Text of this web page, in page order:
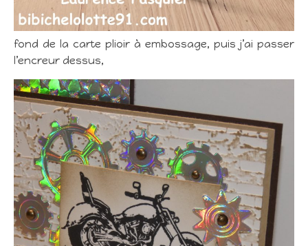
fond de la carte plioir à embossage, puis j’ai passer
l’encreur dessus,